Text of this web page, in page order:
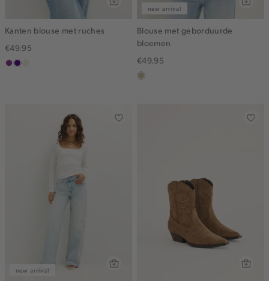
Kanten blouse met ruches
€49.95
middenpaars
indigo
new arrival
Blouse met geborduurde
bloemen
€49.95
lichtzand
new arrival